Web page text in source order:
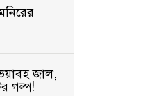
জাল,
গল্প!